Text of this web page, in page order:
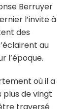
Berruyer
l’invite à
des
au
l’époque.
où il a
plus de vingt
traversé